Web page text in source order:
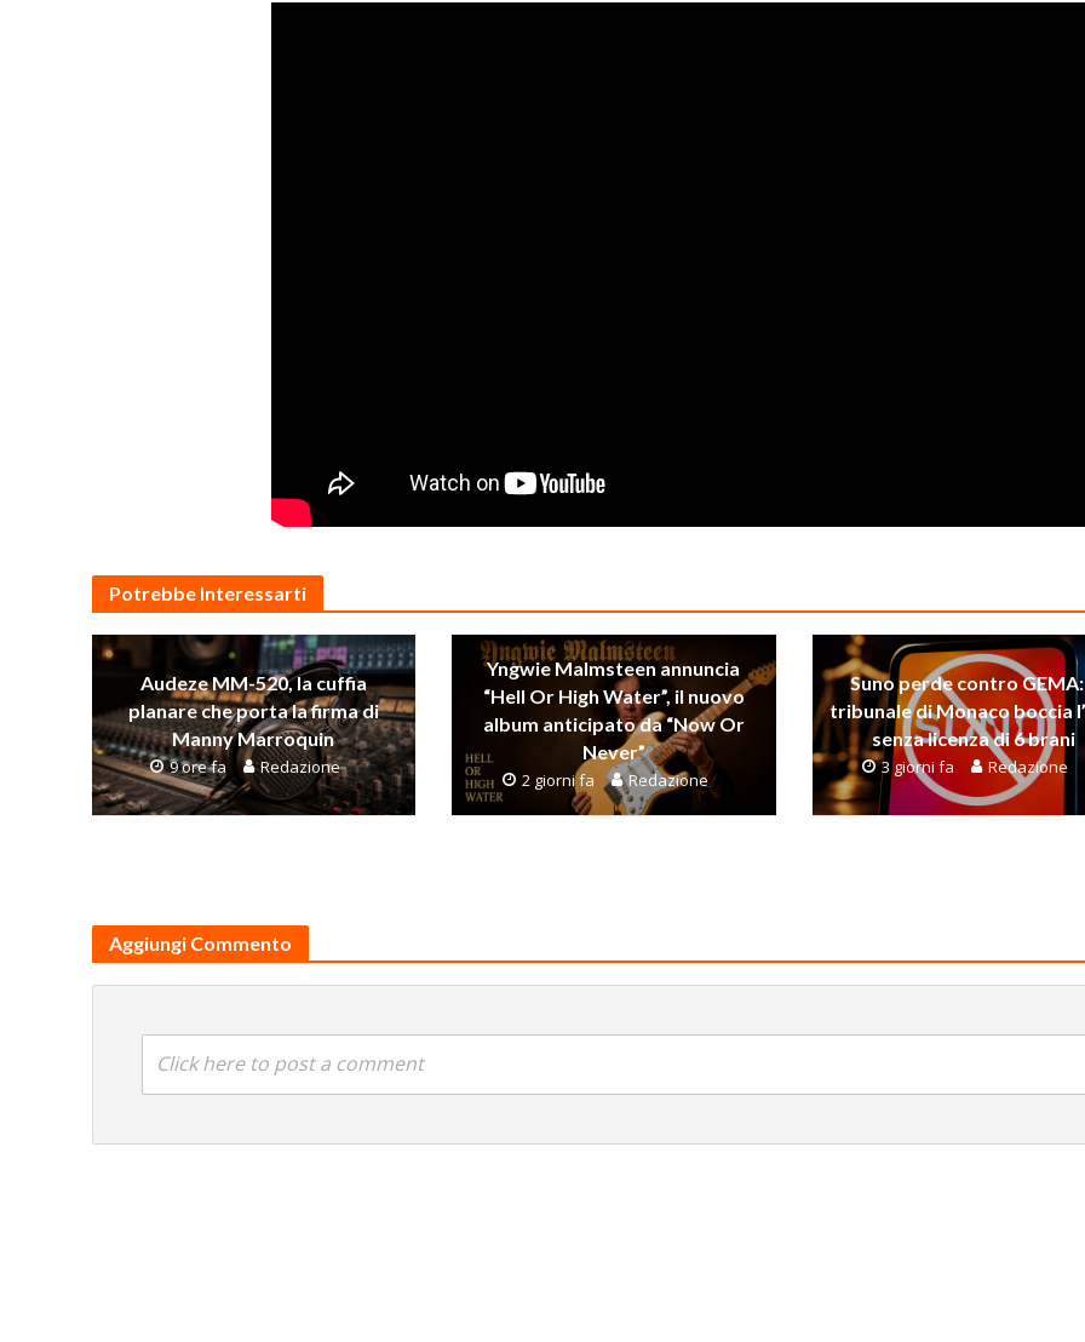
Potrebbe Interessarti
Audeze MM-520, la cuffia
planare che porta la firma di
Manny Marroquin
9 ore fa Redazione
Yngwie Malmsteen annuncia
“Hell Or High Water”, il nuovo
album anticipato da “Now Or
Never”
2 giorni fa Redazione
Suno perde contro
tribunale di Monaco boccia
senza licenza di 6 brani
3 giorni fa Redazione
Aggiungi Commento
Click here to post a comment